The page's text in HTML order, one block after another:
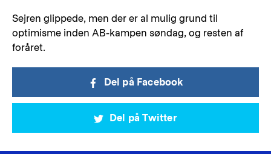
Sejren glippede, men der er al mulig grund til
optimisme inden AB-kampen søndag, og resten af
foråret.
Del på Facebook
Del på Twitter